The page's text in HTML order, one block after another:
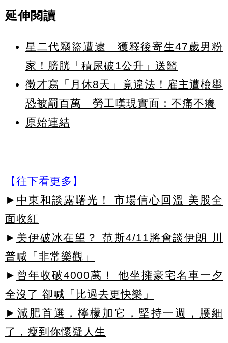
延伸閱讀
星二代竊盜遭逮 獲釋後寄生47歲男粉
家！膀胱「積尿破1公升」送醫
徵才寫「月休8天」竟違法！雇主遭檢舉
恐被罰百萬 勞工嘆現實面：不痛不癢
原始連結
【往下看更多】
► 中東和談露曙光！ 市場信心回溫 美股全
面收紅
► 美伊破冰在望？ 范斯4/11將會談伊朗 川
普喊「非常樂觀」
► 曾年收破4000萬！ 他坐擁豪宅名車一夕
全沒了 卻喊「比過去更快樂」
►減肥首選，檸檬加它，堅持一週，腰細
了，瘦到你懷疑人生